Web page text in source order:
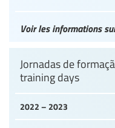
Voir les informations
2022 – 2023
Jornadas de
training days